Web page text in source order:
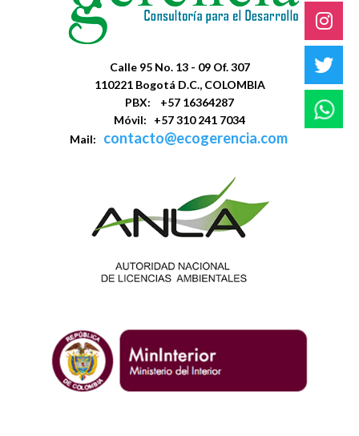
Calle 95 No. 13 - 09 Of. 307
110221 Bogotá D.C., COLOMBIA
PBX: +57 16364287
Móvil: +57 310 241 7034
Mail:
contacto@ecogerencia.com